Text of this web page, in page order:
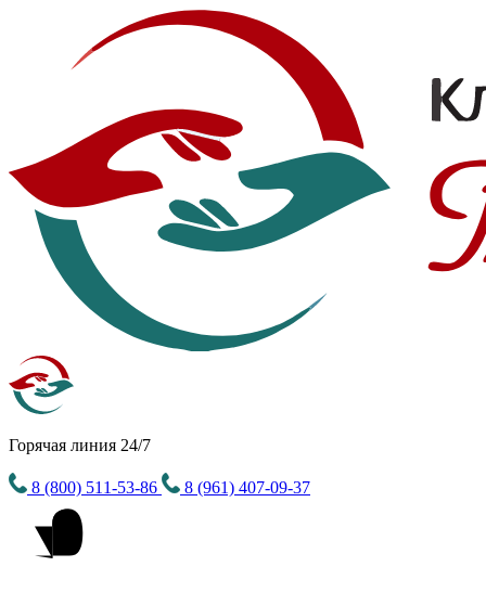
Горячая линия 24/7
8 (800) 511-53-86 8 (961) 407-09-37